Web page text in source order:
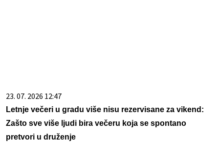
23. 07. 2026 12:47
Letnje večeri u gradu više nisu rezervisane za vikend:
Zašto sve više ljudi bira večeru koja se spontano
pretvori u druženje